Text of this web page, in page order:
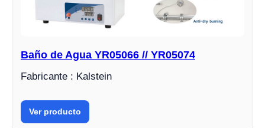
Baño de Agua YR05066 // YR05074
Fabricante : Kalstein
Ver producto